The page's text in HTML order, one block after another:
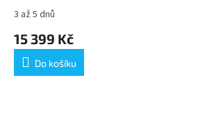
MATT F45
Průměrné
produktu
5,0
3 až 5 dnů
15 399 Kč
Do košíku